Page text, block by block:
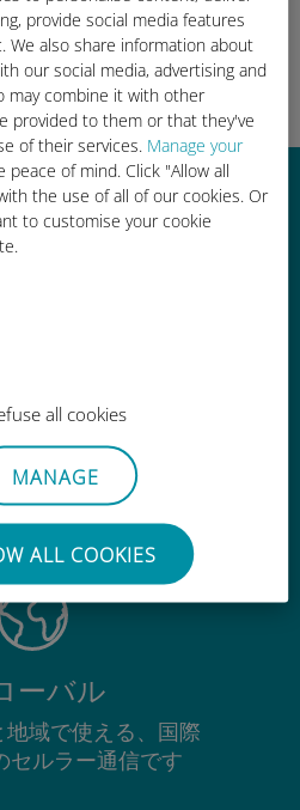
provide social media features
We also share information about
our social media, advertising and
may combine it with other
provided to them or that they've
of their services. Manage your
peace of mind. Click "Allow all
the use of all of our cookies. Or
to customise your cookie
all cookies
MANAGE
ALL COOKIES
先 から残高を確認し、
なえます。 お楽しみあ
eSIMがすご
由
時性
コードがメールで届
ャンできます
ーバル
域で使える、国際
セルラー通信です